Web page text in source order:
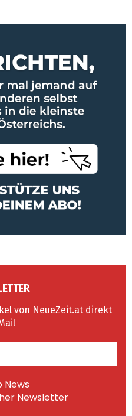
von NeueZeit.at direkt
.
News
Newsletter